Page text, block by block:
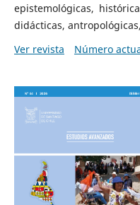
epistemológicas,
didácticas,
Ver revista
Número